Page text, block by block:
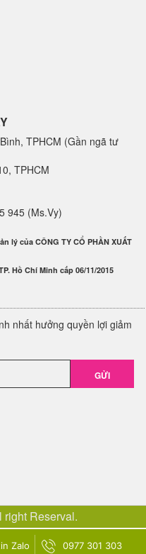
TPHCM (Gần ngã tư
TPHCM
945 (Ms.Vy)
lý của CÔNG TY CỔ PHẦN XUẤT
Hồ Chí Minh cấp 06/11/2015
nhất hưởng quyền lợi giảm
GỬI
right Reserval.
Zalo 0977 301 303